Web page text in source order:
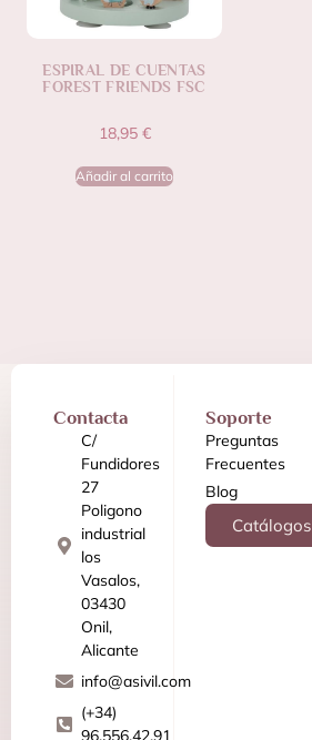
ESPIRAL DE CUENTAS
FOREST FRIENDS FSC
18,95 €
Añadir al carrito
Contacta
C/
Fundidores
27
Poligono
industrial
los
Vasalos,
03430
Onil,
Alicante
info@asivil.com
(+34)
96.556.42.91
Soporte
Preguntas
Frecuentes
Blog
Catálogos